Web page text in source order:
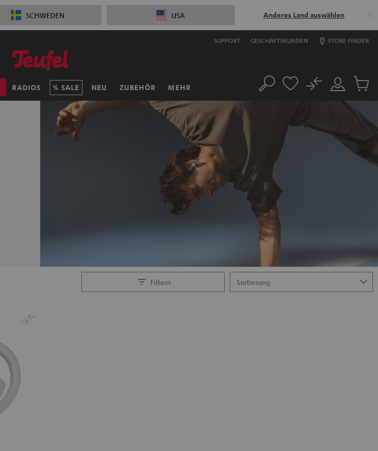
SCHWEDEN USA Anderes Land auswählen
SUPPORT GESCHÄFTSKUNDEN STORE FINDER
RADIOS SALE NEU ZUBEHÖR MEHR Suche
Mein
Konto
No
Artikel
Filtern